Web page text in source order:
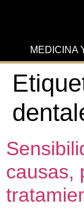
MEDICINA
causas,